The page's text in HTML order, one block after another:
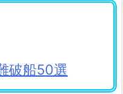
破船50選